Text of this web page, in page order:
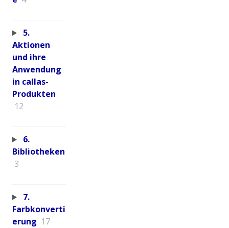
5.
Aktionen
und ihre
Anwendung
in callas-
Produkten
12
6.
Bibliotheken
3
7.
Farbkonverti
erung 17